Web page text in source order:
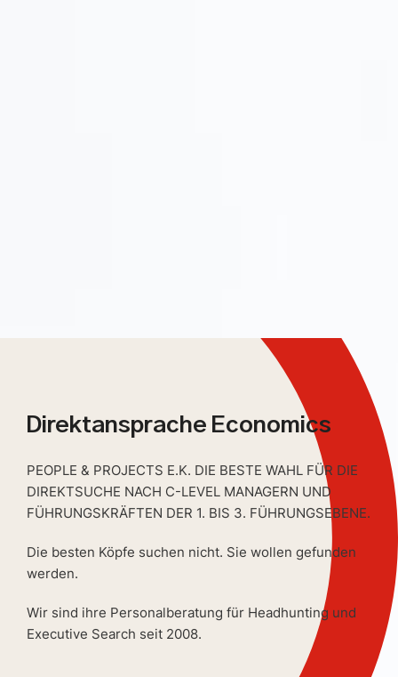
Direktansprache Economics
PEOPLE & PROJECTS E.K. DIE BESTE WAHL FÜR DIE
DIREKTSUCHE NACH C-LEVEL MANAGERN UND
FÜHRUNGSKRÄFTEN DER 1. BIS 3. FÜHRUNGSEBENE.
Die besten Köpfe suchen nicht. Sie wollen gefunden
werden.
Wir sind ihre Personalberatung für Headhunting und
Executive Search seit 2008.